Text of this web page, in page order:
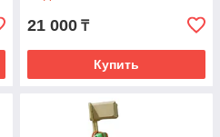
21 000 ₸
Купить